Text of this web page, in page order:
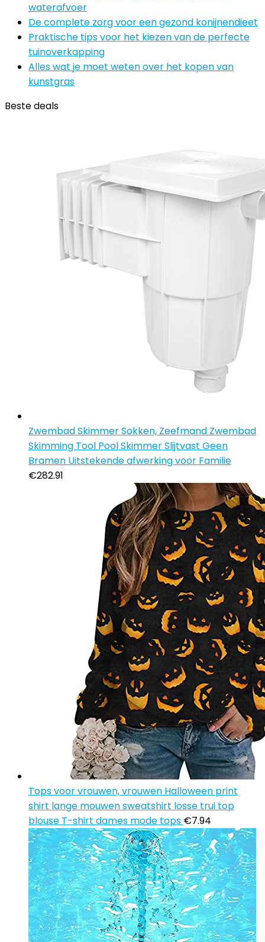
waterafvoer
De complete zorg voor een gezond konijnendieet
Praktische tips voor het kiezen van de perfecte
tuinoverkapping
Alles wat je moet weten over het kopen van
kunstgras
Beste deals
Zwembad Skimmer Sokken, Zeefmand Zwembad
Skimming Tool Pool Skimmer Slijtvast Geen
Bramen Uitstekende afwerking voor Familie
€282.91
Tops voor vrouwen, vrouwen Halloween print
shirt lange mouwen sweatshirt losse trui top
blouse T-shirt dames mode tops €7.94